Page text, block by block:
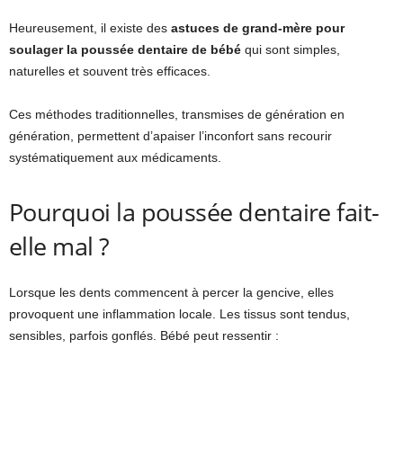
Heureusement, il existe des astuces de grand-mère pour
soulager la poussée dentaire de bébé qui sont simples,
naturelles et souvent très efficaces.
Ces méthodes traditionnelles, transmises de génération en
génération, permettent d’apaiser l’inconfort sans recourir
systématiquement aux médicaments.
Pourquoi la poussée dentaire fait-
elle mal ?
Lorsque les dents commencent à percer la gencive, elles
provoquent une inflammation locale. Les tissus sont tendus,
sensibles, parfois gonflés. Bébé peut ressentir :